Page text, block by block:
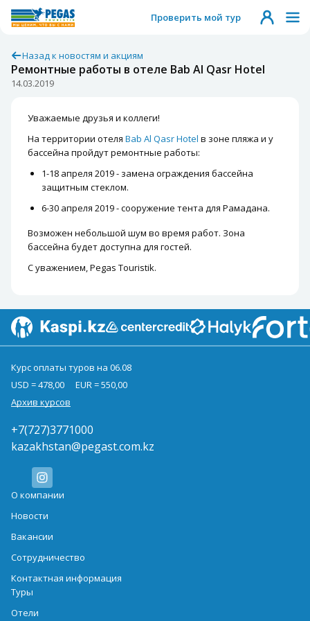
Проверить мой тур
Назад к новостям и акциям
Ремонтные работы в отеле Bab Al Qasr Hotel
14.03.2019
Уважаемые друзья и коллеги!
На территории отеля Bab Al Qasr Hotel в зоне пляжа и у
бассейна пройдут ремонтные работы:
1-18 апреля 2019 - замена ограждения бассейна
защитным стеклом.
6-30 апреля 2019 - сооружение тента для Рамадана.
Возможен небольшой шум во время работ. Зона
бассейна будет доступна для гостей.
С уважением, Pegas Touristik.
Курс оплаты туров на 06.08
USD = 478,00
EUR = 550,00
Архив курсов
+7(727)3771000
kazakhstan@pegast.com.kz
О компании
Новости
Вакансии
Сотрудничество
Контактная информация
Туры
Отели